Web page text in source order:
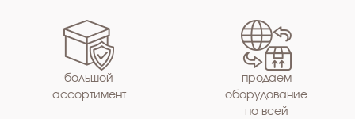
большой
ассортимент
продаем
оборудование
по всей